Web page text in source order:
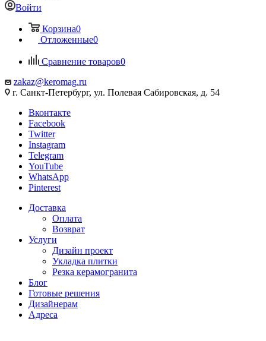
Войти
Корзина0
Отложенные0
Сравнение товаров0
zakaz@keromag.ru
г. Санкт-Петербург, ул. Полевая Сабировская, д. 54
Вконтакте
Facebook
Twitter
Instagram
Telegram
YouTube
WhatsApp
Pinterest
Доставка
Оплата
Возврат
Услуги
Дизайн проект
Укладка плитки
Резка керамогранита
Блог
Готовые решения
Дизайнерам
Адреса